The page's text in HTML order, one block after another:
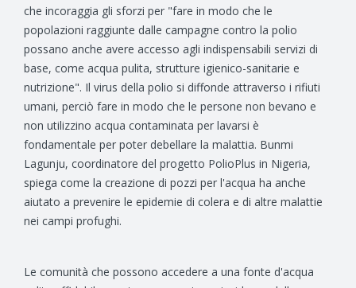
che incoraggia gli sforzi per "fare in modo che le
popolazioni raggiunte dalle campagne contro la polio
possano anche avere accesso agli indispensabili servizi di
base, come acqua pulita, strutture igienico-sanitarie e
nutrizione". Il virus della polio si diffonde attraverso i rifiuti
umani, perciò fare in modo che le persone non bevano e
non utilizzino acqua contaminata per lavarsi è
fondamentale per poter debellare la malattia. Bunmi
Lagunju, coordinatore del progetto PolioPlus in Nigeria,
spiega come la creazione di pozzi per l'acqua ha anche
aiutato a prevenire le epidemie di colera e di altre malattie
nei campi profughi.
Le comunità che possono accedere a una fonte d'acqua